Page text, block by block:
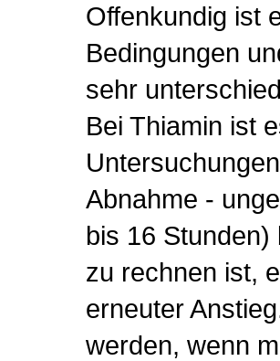
Offenkundig ist
Bedingungen
sehr
Bei Thiamin ist
Abnahme -
bis 16
zu rechnen ist,
erneuter
werden, wenn